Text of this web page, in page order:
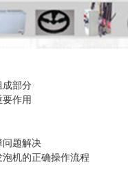
部分
作用
题解决
机的正确操作流程